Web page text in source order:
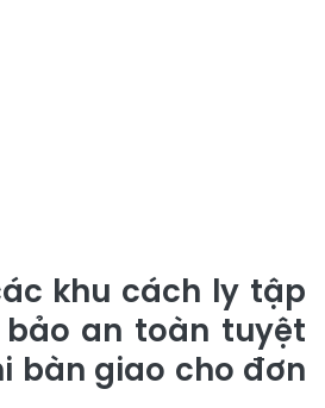
khu cách ly tập
an toàn tuyệt
bàn giao cho đơn